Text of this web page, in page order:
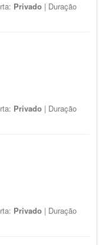
Privado | Duração
Privado | Duração
Privado | Duração